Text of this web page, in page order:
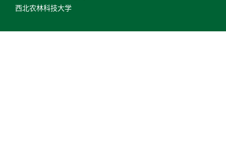
西北农林科技大学